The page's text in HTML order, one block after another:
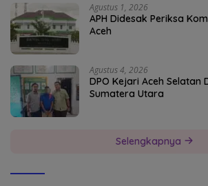
Agustus 1, 2026
APH Didesak Periksa
Aceh
Agustus 4, 2026
DPO Kejari Aceh Selatan
Sumatera Utara
Selengkapnya